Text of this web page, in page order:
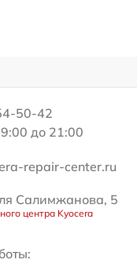
50-42
до 21:00
repair-center.ru
Салимжанова, 5
центра Kyocera